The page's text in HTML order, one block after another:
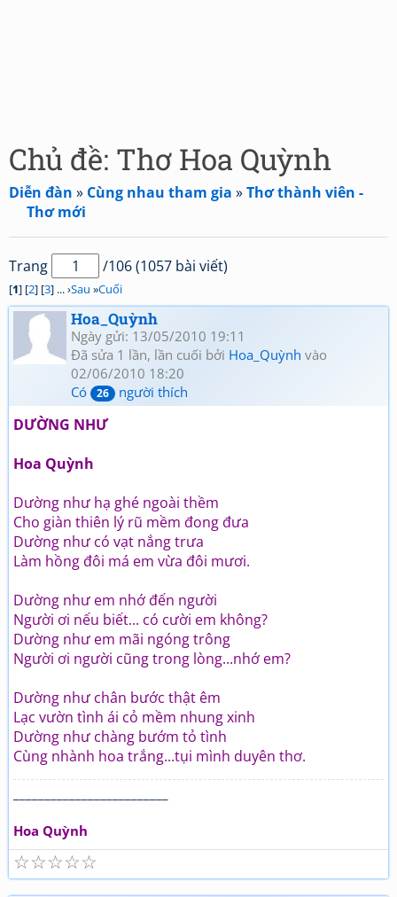
Chủ đề: Thơ Hoa Quỳnh
Diễn đàn » Cùng nhau tham gia »Thơ thành viên -
Thơ mới
Trang /106 (1057 bài viết)
[1] [2] [3] ... ›Sau »Cuối
Hoa_Quỳnh
Ngày gửi: 13/05/2010 19:11
Đã sửa 1 lần, lần cuối bởi Hoa_Quỳnh vào
02/06/2010 18:20
Có
26 người thích
DƯỜNG NHƯ
Hoa Quỳnh
Dường như hạ ghé ngoài thềm
Cho giàn thiên lý rũ mềm đong đưa
Dường như có vạt nắng trưa
Làm hồng đôi má em vừa đôi mươi.
Dường như em nhớ đến người
Người ơi nếu biết... có cười em không?
Dường như em mãi ngóng trông
Người ơi người cũng trong lòng...nhớ em?
Dường như chân bước thật êm
Lạc vườn tình ái cỏ mềm nhung xinh
Dường như chàng bướm tỏ tình
Cùng nhành hoa trắng...tụi mình duyên thơ.
Hoa Quỳnh
☆
☆
☆
☆
☆